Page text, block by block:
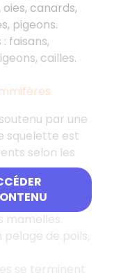
canards,
pigeons.
faisans,
cailles.
par une
squelette est
selon les
vivant (les
mamelles.
de poils,
se terminent